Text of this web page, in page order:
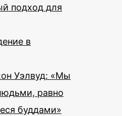
подход для
в
Уэлвуд: «Мы
равно
буддами»